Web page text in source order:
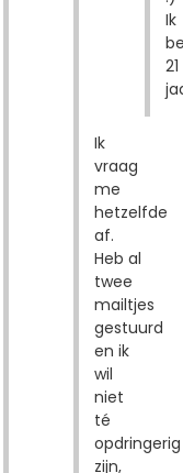
Ik
21
Ik
vraag
me
hetzelfde
af.
Heb al
twee
mailtjes
gestuurd
en ik
wil
niet
té
opdringerig
zijn,